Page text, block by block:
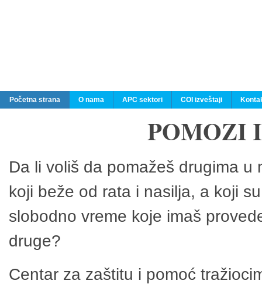
Početna strana O nama APC sektori COI izveštaji
POMOZI
Da li voliš da pomažeš drugima
koji beže od rata i nasilja, a koji
slobodno vreme koje imaš
druge?
Centar za zaštitu i pomoć